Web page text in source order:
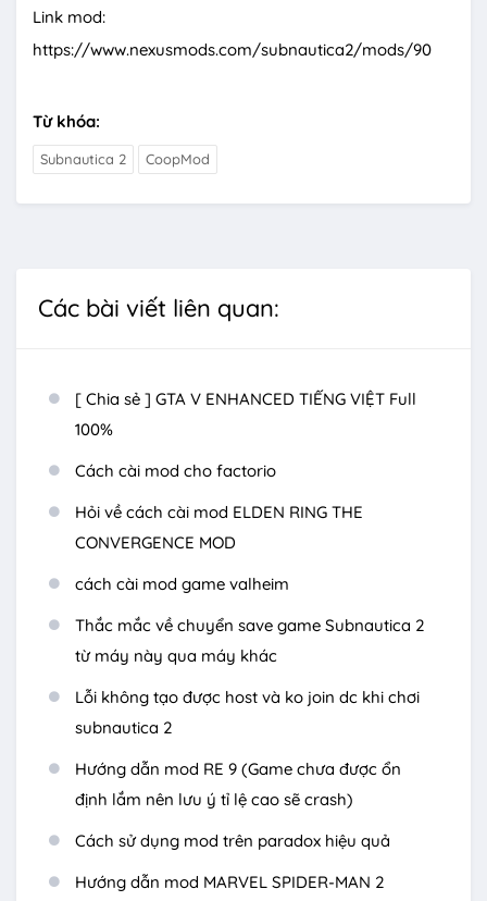
Link mod:
https://www.nexusmods.com/subnautica2/mods/90
Từ khóa:
Subnautica 2 CoopMod
Các bài viết liên quan:
[ Chia sẻ ] GTA V ENHANCED TIẾNG VIỆT Full
100%
Cách cài mod cho factorio
Hỏi về cách cài mod ELDEN RING THE
CONVERGENCE MOD
cách cài mod game valheim
Thắc mắc về chuyển save game Subnautica 2
từ máy này qua máy khác
Lỗi không tạo được host và ko join dc khi chơi
subnautica 2
Hướng dẫn mod RE 9 (Game chưa được ổn
định lắm nên lưu ý tỉ lệ cao sẽ crash)
Cách sử dụng mod trên paradox hiệu quả
Hướng dẫn mod MARVEL SPIDER-MAN 2